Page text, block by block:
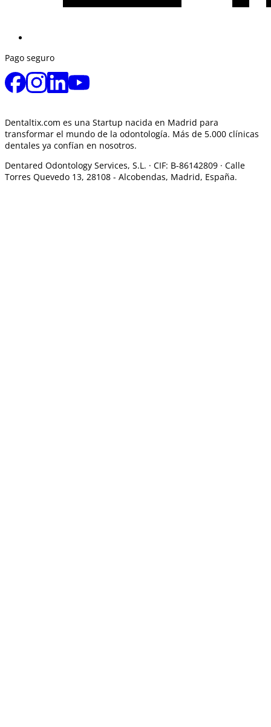
Pago seguro
Dentaltix.com es una Startup nacida en Madrid para
transformar el mundo de la odontología. Más de 5.000 clínicas
dentales ya confían en nosotros.
Dentared Odontology Services, S.L. · CIF: B-86142809 · Calle
Torres Quevedo 13, 28108 - Alcobendas, Madrid, España.